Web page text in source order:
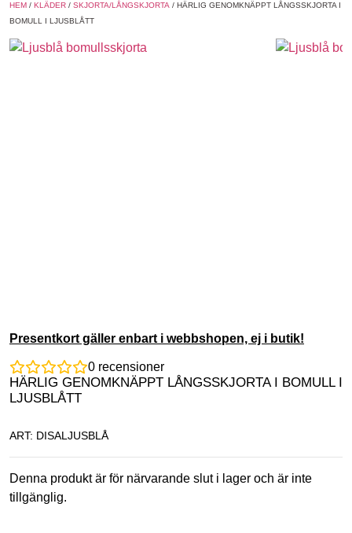
HEM / KLÄDER / SKJORTA/LÅNGSKJORTA / HÄRLIG GENOMKNÄPPT LÅNGSSKJORTA I
BOMULL I LJUSBLÅTT
Presentkort gäller enbart i webbshopen, ej i butik!
0 recensioner
HÄRLIG GENOMKNÄPPT LÅNGSSKJORTA I BOMULL I
LJUSBLÅTT
ART: DISALJUSBLÅ
Denna produkt är för närvarande slut i lager och är inte
tillgänglig.